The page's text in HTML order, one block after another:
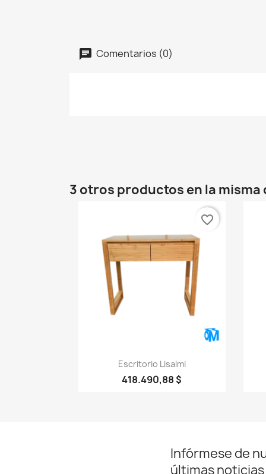
Comentarios (0)
3 otros productos en la
Vista rápida
Escritorio Lisalmi
418.490,88 $
favorite_border
Infórmese de
últimas